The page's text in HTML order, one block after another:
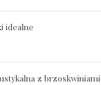
idealne
z brzoskwiniami